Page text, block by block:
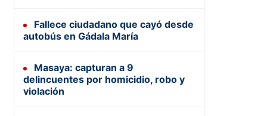
Fallece ciudadano que cayó desde
autobús en Gádala María
Masaya: capturan a 9
delincuentes por homicidio, robo y
violación